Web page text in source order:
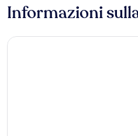
Informazioni